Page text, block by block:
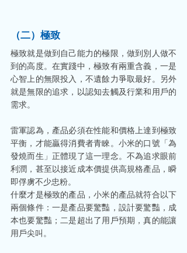
（二）極致
極致就是做到自己能力的極限，做到別人做不
到的高度。在實踐中，極致有兩重含義，一是
心智上的無限投入，不遺餘力爭取最好。另外
就是無限的追求，以認知去觸及行業和用戶的
需求。
雷軍認為，產品必須在性能和價格上達到極致
平衡，才能贏得消費者青睞。小米的口號「為
發燒而生」正體現了這一理念。不為追求眼前
利潤，甚至以接近成本價提供高規格產品，瞬
即俘虜不少忠粉。
什麼才是極致的產品，小米的產品就符合以下
兩個條件：一是產品要驚豔，設計要驚豔，成
本也要驚豔；二是超出了用戶預期，真的能讓
用戶尖叫。